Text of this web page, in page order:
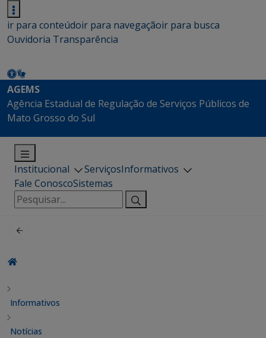
ir para conteúdoir para navegaçãoir para busca
Ouvidoria Transparência
AGEMS
Agência Estadual de Regulação de Serviços Públicos de
Mato Grosso do Sul
Institucional ServiçosInformativos
Fale ConoscoSistemas
Pesquisar
por:
Informativos
Notícias